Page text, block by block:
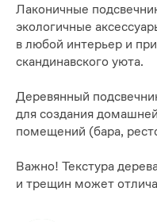
Лаконичные
экологичные
в любой интерьер и
скандинавского уюта.
Деревянный
для создания
помещений (бара,
Важно! Текстура
и трещин может